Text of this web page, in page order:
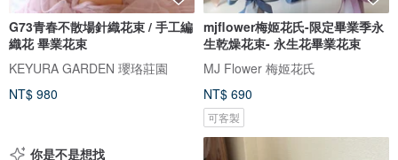
G73青春不散場針織花束 / 手工編
織花 畢業花束
KEYURA GARDEN 瓔珞莊園
NT$ 980
mjflower梅姬花氏-限定畢業季永
生乾燥花束- 永生花畢業花束
MJ Flower 梅姬花氏
NT$ 690
可客製
你是不是想找